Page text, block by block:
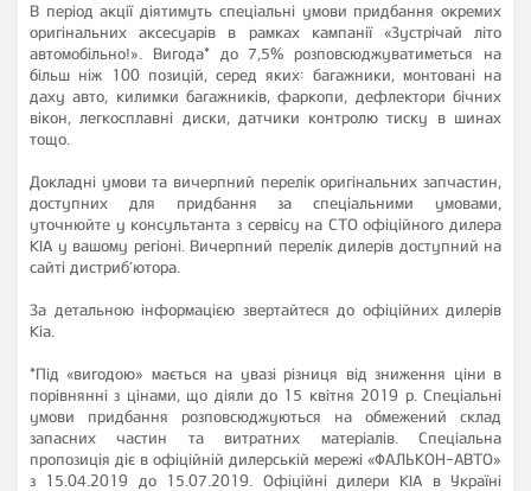
В період акції діятимуть спеціальні умови придбання окремих
оригінальних аксесуарів в рамках кампанії «Зустрічай літо
автомобільно!». Вигода* до 7,5% розповсюджуватиметься на
більш ніж 100 позицій, серед яких: багажники, монтовані на
даху авто, килимки багажників, фаркопи, дефлектори бічних
вікон, легкосплавні диски, датчики контролю тиску в шинах
тощо.
Докладні умови та вичерпний перелік оригінальних запчастин,
доступних для придбання за спеціальними умовами,
уточнюйте у консультанта з сервісу на СТО офіційного дилера
KIA у вашому регіоні. Вичерпний перелік дилерів доступний на
сайті дистриб’ютора.
За детальною інформацією звертайтеся до офіційних дилерів
Kia.
*Під «вигодою» мається на увазі різниця від зниження ціни в
порівнянні з цінами, що діяли до 15 квітня 2019 р. Спеціальні
умови придбання розповсюджуються на обмежений склад
запасних частин та витратних матеріалів. Спеціальна
пропозиція діє в офіційній дилерській мережі «ФАЛЬКОН-АВТО»
з 15.04.2019 до 15.07.2019. Офіційні дилери KIA в Україні